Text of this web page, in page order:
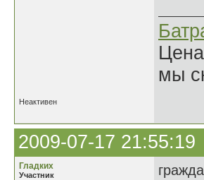
мы
Неактивен
2009-07-17 21:55:19
Гладких
Участник